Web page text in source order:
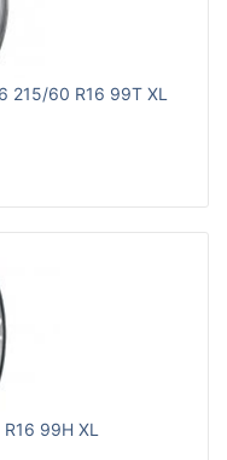
215/60 R16 99T XL
99H XL